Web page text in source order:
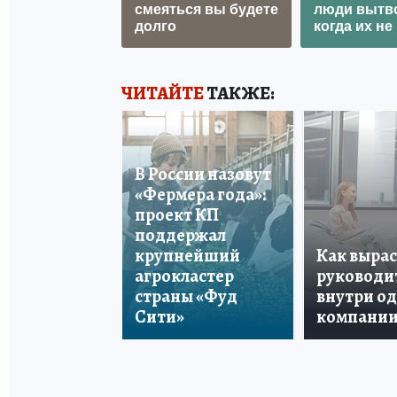
смеяться вы будете
долго
люди
когда их не
ЧИТАЙТЕТАКЖЕ:
В России назовут
«Фермера года»:
проект КП
поддержал
крупнейший
агрокластер
страны «Фуд
Сити»
Как
внутри